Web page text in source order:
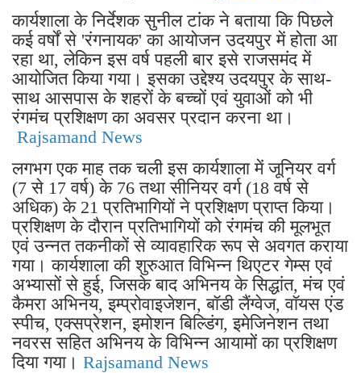
कार्यशाला के निर्देशक सुनील टांक ने बताया कि पिछले
कई वर्षों से 'रंगनायक' का आयोजन उदयपुर में होता आ
रहा था, लेकिन इस वर्ष पहली बार इसे राजसमंद में
आयोजित किया गया। इसका उद्देश्य उदयपुर के साथ-
साथ आसपास के शहरों के बच्चों एवं युवाओं को भी
रंगमंच प्रशिक्षण का अवसर प्रदान करना था।
Rajsamand News
लगभग एक माह तक चली इस कार्यशाला में जूनियर वर्ग
(7 से 17 वर्ष) के 76 तथा सीनियर वर्ग (18 वर्ष से
अधिक) के 21 प्रतिभागियों ने प्रशिक्षण प्राप्त किया।
प्रशिक्षण के दौरान प्रतिभागियों को रंगमंच की मूलभूत
एवं उन्नत तकनीकों से व्यावहारिक रूप से अवगत कराया
गया। कार्यशाला की शुरुआत विभिन्न थिएटर गेम्स एवं
अभ्यासों से हुई, जिसके बाद अभिनय के सिद्धांत, मंच एवं
कैमरा अभिनय, इम्प्रोवाइजेशन, बॉडी लैंग्वेज, वॉयस एंड
स्पीच, एक्सप्रेशन, इमोशन बिल्डिंग, इमेजिनेशन तथा
नवरस सहित अभिनय के विभिन्न आयामों का प्रशिक्षण
दिया गया। Rajsamand News